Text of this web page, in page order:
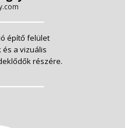
építő felület
a vizuális
részére.